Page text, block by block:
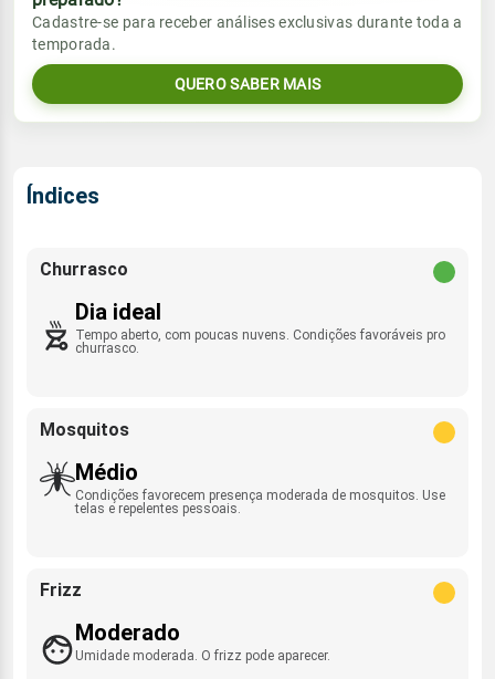
Umidade do ar
34%93%
Rajada de vento
Sol
05:49h às 17:45h
Lua
Chuva
0.0mm
Umidade do ar
Vento
SE - 10km/h
Rajada de vento
Sol
Cadastre-se para receber análises exclusivas durante toda a
temporada.
QUERO SABER MAIS
Índices
Churrasco
Dia ideal
Tempo aberto, com poucas nuvens. Condições favoráveis pro
churrasco.
Mosquitos
Médio
Condições favorecem presença moderada de mosquitos. Use
telas e repelentes pessoais.
Frizz
Moderado
Umidade moderada. O frizz pode aparecer.